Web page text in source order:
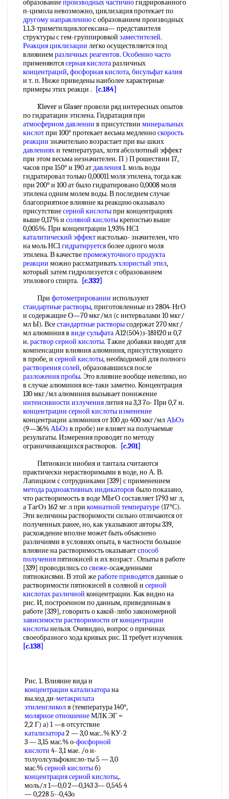
образованиепроизводных частичногидрированного
п-цимола невозможно, циклизация протекает по
другому направлениюс образованием производных
1.1.3-триметилциклогексана— представителя
структуры с гем-группировкой заместителей.
Реакция циклизации легко осуществляется под
влияниемразличных реагентов. Особенно часто
применяютсясерная кислотаразличных
концентраций,фосфорная кислота,бисульфат калия
и т. п. Ниже приведены наиболее характерные
примеры этих реакци .
[c.184]
Klever и Glaser провели ряд интересных опытов
по гидратации этилена. Гидратация при
атмосферном давлении в присутствии минеральных
кислотпри 100° протекает весьма медленноскорость
реакции значительно возрастает при вы-шких
давленияхи температурах, хотя абсолютный эффект
при этом весьма незначителен. П ) П рошествии 17,
часов при 150° и 190 атдавления1. моль воды
гидратировал только 0,00011 моля этилена, тогда как
при 200° и 100 ат было гидратировано 0,0008 моля
этилена одним молем воды. В последнем случае
благоприятное влияние яа реакцию оказывало
присутствиесерной кислотыпри концентрациях
выше 0,17% и соляной кислотыкрепостью выше
0,005%. При концентрации 1,93% НС1
каталитический эффектнастолько- значителен, что
на моль НС1гидратируетсяболее одного моля
этилена. В качествепромежуточного продукта
реакции можно рассматриватьхлористый этил,
который затем гидролизуется с образованием
этилового спирта.
[c.332]
При фотометрировании используют
стандартные растворы, приготовленные из 2804-НгО
и содержащие О—70 мкг/мл (с интервалами 10 мкг/
мл Ы). Всестандартные растворысодержат 270 мкг/
мл алюминия в виде сульфатаА12(504)з-18Н20 и 0,7
н. раствор серной кислоты. Такие добавки вводят для
компенсации влияния алюминия, присутствующего
в пробе, и серной кислоты, необходимой для полного
растворения солей, образовавшихся после
разложения пробы. Это влияние вообще невелико, но
в случае алюминия все-таки заметно. Концентрация
130 мкг/мл алюминия вызывает понижение
интенсивности излучениялития на 3,3 7о- При 0,7 н.
концентрации серной кислоты изменение
концентрации алюминия от 100 до 400 мкг/млАЬОз
(9—36%АЬОз в пробе) не влияет на получаемые
результаты. Измерения проводят по методу
ограничивающихся растворов.
[c.201]
Пятиокиси ниобия и тантала считаются
практически нерастворимыми в воде, но А. В.
Лапицким с сотрудниками [339] с применением
метода радиоактивных индикаторов было показано,
что растворимость в воде МЬгО составляет 1793 мг л,
а ТагОз 162 мг л при комнатной температуре (17°С).
Эти величины растворимости сильно отличаются от
полученных ранее, но, как указывают авторы 339,
расхождение вполне может быть объяснено
различиями в условиях опыта, в частности большое
влияние на растворимость оказываетспособ
полученияпятиокисей и их возраст . Опыты в работе
[339] проводились сосвеже-осажденными
пятиокисями. В этой жеработе приводятсяданные о
растворимости пятиокисей в соляной и серной
кислотахразличной концентрации. Как видно на
рис. И, построенном по данным, приведенным в
работе [339], говорить о какой-либо закономерной
зависимости растворимости отконцентрации
кислотынельзя. Очевидно, вопрос о причинах
своеобразного хода кривых рис. 11 требует изучения.
[c.138]
Рис. 1. Влияние вида и
концентрации катализаторана
вы.ход ди-метакрилата
этиленгликоля (температура 140°,
молярное отношениеМЛК ЭГ =
2,2 Г) а) 1 —в отсутствие
катализатора2 — 3,0 мас..% КУ-2
3 — 3,15 мас.% о-фосфорной
кислоти 4- 3,1 мае. /о и-
толуолсульфокнсло-ты 5 — 3,0
мас.%серной кислотыб)
концентрация серной кислоты,.
моль/л 1—0,0 2—0,143 3— 0,545 4
— 0,228 5--0,43о